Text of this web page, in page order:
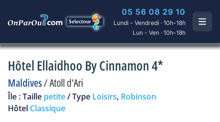
05 56 08 29 10
Lundi - Vendredi · 10h-18h
Lun - Ven · 10h-18h
Hôtel Ellaidhoo By Cinnamon 4*
Maldives/Atoll d'Ari
Île : Taille petite/ Type Loisirs, Robinson
Hôtel Classique